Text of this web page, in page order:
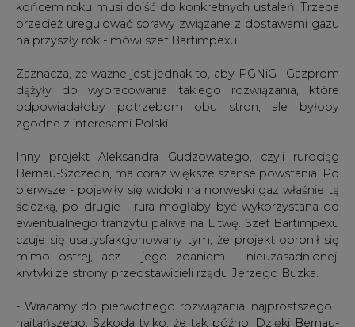
końcem roku musi dojść do konkretnych ustaleń. Trzeba
przecież uregulować sprawy związane z dostawami gazu
na przyszły rok - mówi szef Bartimpexu.
Zaznacza, że ważne jest jednak to, aby PGNiG i Gazprom
dążyły do wypracowania takiego rozwiązania, które
odpowiadałoby potrzebom obu stron, ale byłoby
zgodne z interesami Polski.
Inny projekt Aleksandra Gudzowatego, czyli rurociąg
Bernau-Szczecin, ma coraz większe szanse powstania. Po
pierwsze - pojawiły się widoki na norweski gaz właśnie tą
ścieżką, po drugie - rura mogłaby być wykorzystana do
ewentualnego tranzytu paliwa na Litwę. Szef Bartimpexu
czuje się usatysfakcjonowany tym, że projekt obronił się
mimo ostrej, acz - jego zdaniem - nieuzasadnionej,
krytyki ze strony przedstawicieli rządu Jerzego Buzka.
- Wracamy do pierwotnego rozwiązania, najprostszego i
najtańszego. Szkoda tylko, że tak późno. Dzięki Bernau-